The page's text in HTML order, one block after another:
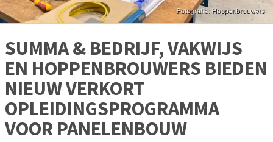
SUMMA & BEDRIJF, VAKWIJS
EN HOPPENBROUWERS BIEDEN
NIEUW VERKORT
OPLEIDINGSPROGRAMMA
VOOR PANELENBOUW